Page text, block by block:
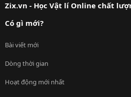
Zix.vn - Học Vật lí Online chất
Có gì mới?
Bài viết mới
Dòng thời gian
Hoạt động mới nhất